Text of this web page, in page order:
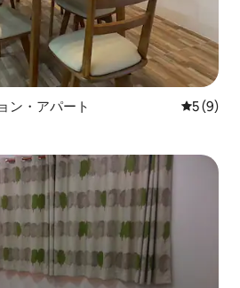
ン・アパート レビュー
5 (9)